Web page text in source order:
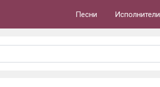
Песни Исполнители